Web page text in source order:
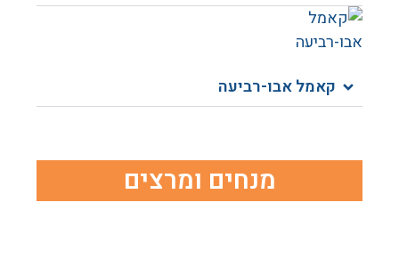
קאמל אבו-רביעה​
מנחים ומרצים​